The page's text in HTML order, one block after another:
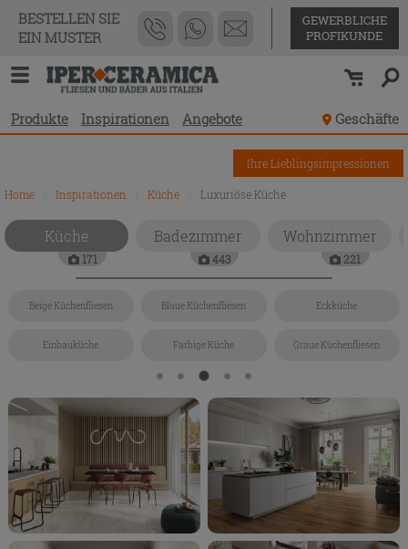
BESTELLEN SIE
EIN MUSTER
GEWERBLICHE
PROFIKUNDE
Produkte Inspirationen Angebote Geschäfte
Home Inspirationen Küche Luxuriöse Küche
Ihre Lieblingsimpressionen
Küche
171
Badezimmer
443
Wohnzimmer
221
Beige Küchenfliesen Blaue Küchenfliesen Eckküche
Einbauküche Farbige Küche Graue Küchenfliesen